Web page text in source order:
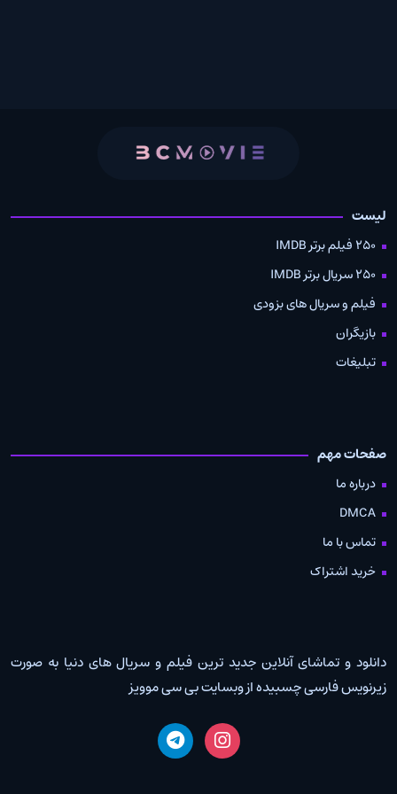
لیست
250 فیلم برتر IMDB
250 سریال برتر IMDB
فیلم و سریال های بزودی
بازیگران
تبلیغات
صفحات مهم
درباره ما
DMCA
تماس با ما
خرید اشتراک
دانلود و تماشای آنلاین جدید ترین فیلم و سریال های دنیا به صورت
زیرنویس فارسی چسبیده از وبسایت بی سی موویز